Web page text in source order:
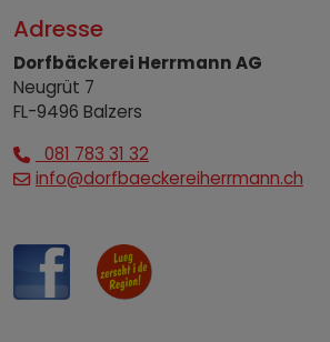
Adresse
Dorfbäckerei Herrmann AG
Neugrüt 7
FL-9496 Balzers
081 783 31 32
info@dorfbaeckereiherrmann.ch